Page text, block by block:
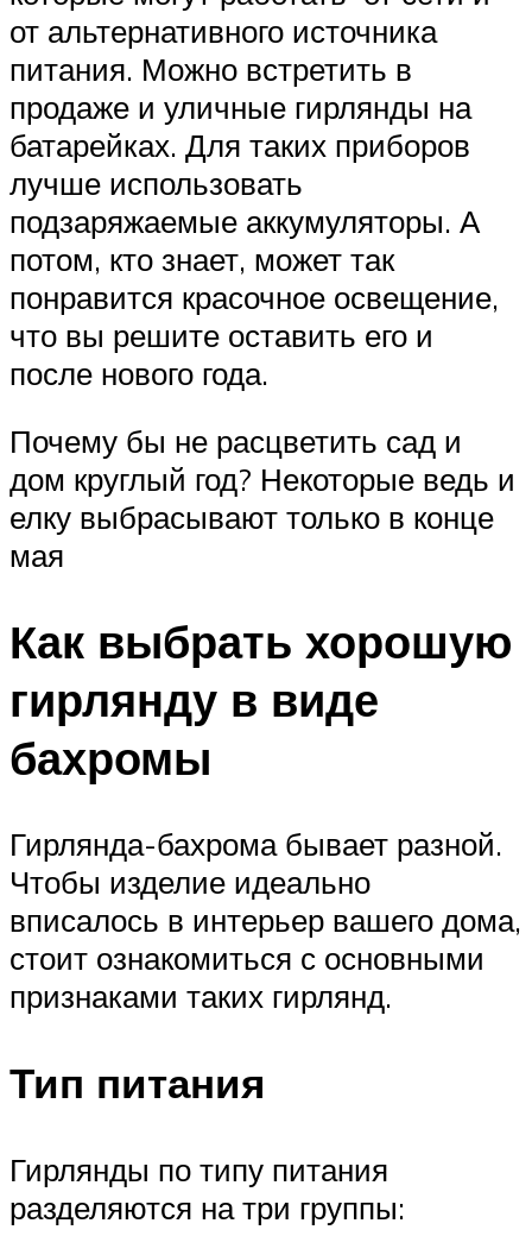
от альтернативного источника
питания. Можно встретить в
продаже и уличные гирлянды на
батарейках. Для таких приборов
лучше использовать
подзаряжаемые аккумуляторы. А
потом, кто знает, может так
понравится красочное освещение,
что вы решите оставить его и
после нового года.
Почему бы не расцветить сад и
дом круглый год? Некоторые ведь и
елку выбрасывают только в конце
мая
Как выбрать хорошую
гирлянду в виде
бахромы
Гирлянда-бахрома бывает разной.
Чтобы изделие идеально
вписалось в интерьер вашего дома,
стоит ознакомиться с основными
признаками таких гирлянд.
Тип питания
Гирлянды по типу питания
разделяются на три группы: